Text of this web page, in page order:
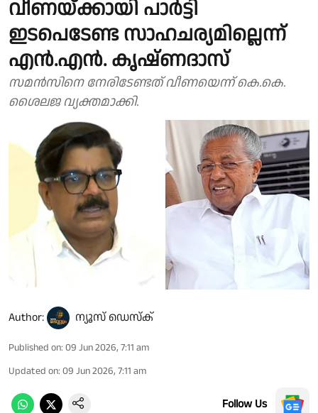
വീണയ്ക്കായി പാർട്ടി
ഇടപെടേണ്ട സാഹചര്യമില്ലെന്ന്
എൻ.എൻ. കൃഷ്ണദാസ്
സമൻസിനെ നേരിടേണ്ടത് വീണയെന്ന് കെ.കെ.
ശൈലജ വ്യക്തമാക്കി.
Author: ന്യൂസ് ഡെസ്ക്
Published on: 09 Jun 2026, 7:11 am
Updated on: 09 Jun 2026, 7:11 am
Follow Us